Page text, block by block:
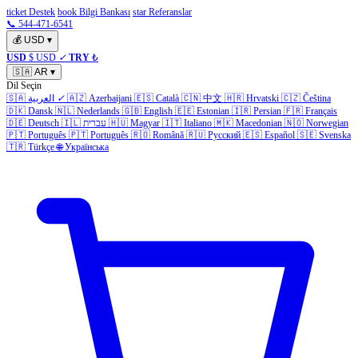
ticket Destek book Bilgi Bankası star Referanslar
📞 544-471-6541
💰 USD ▾
USD $ USD ✓ TRY ₺
🇸🇦 AR ▾
Dil Seçin
🇸🇦 العربية ✓ 🇦🇿 Azerbaijani 🇪🇸 Català 🇨🇳 中文 🇭🇷 Hrvatski 🇨🇿 Čeština
🇩🇰 Dansk 🇳🇱 Nederlands 🇬🇧 English 🇪🇪 Estonian 🇮🇷 Persian 🇫🇷 Français
🇩🇪 Deutsch 🇮🇱 עברית 🇭🇺 Magyar 🇮🇹 Italiano 🇲🇰 Macedonian 🇳🇴 Norwegian
🇵🇹 Português 🇵🇹 Português 🇷🇴 Română 🇷🇺 Русский 🇪🇸 Español 🇸🇪 Svenska
🇹🇷 Türkçe 🌐 Українська